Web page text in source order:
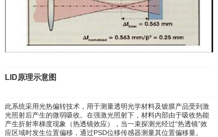
LID原理示意图
此系统采用光热偏转技术，用于测量透明光学材料及镀膜产品受到激
光照射后产生的微弱吸收。在强激光照射下，材料内部由于吸收热能
产生折射率梯度现象（热透镜效应），当一束探测光经过“热透镜”效
应区域时发生位置偏移，通过PSD位移传感器测量其位置偏移量。